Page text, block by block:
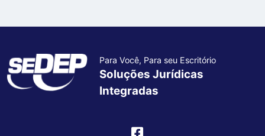
Para Você, Para seu Escritório
Soluções Jurídicas
Integradas